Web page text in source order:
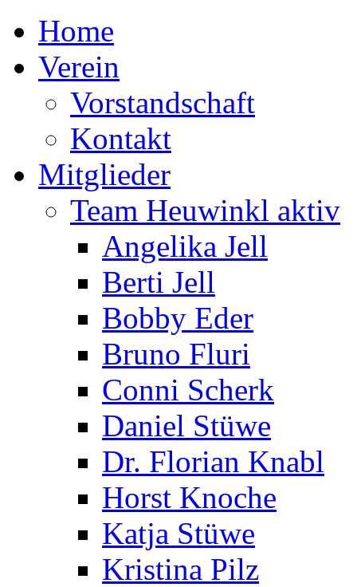
Home
Verein
Vorstandschaft
Kontakt
Mitglieder
Team Heuwinkl aktiv
Angelika Jell
Berti Jell
Bobby Eder
Bruno Fluri
Conni Scherk
Daniel Stüwe
Dr. Florian Knabl
Horst Knoche
Katja Stüwe
Kristina Pilz